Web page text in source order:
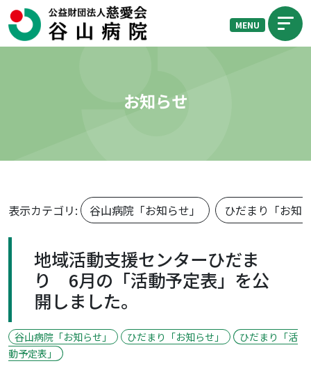
MENU
お知らせ
表示カテゴリ: 谷山病院「お知らせ」 ひだまり「お知
地域活動支援センターひだま
り 6月の「活動予定表」を公
開しました。
谷山病院「お知らせ」 ひだまり「お知らせ」
ひだまり「活
動予定表」